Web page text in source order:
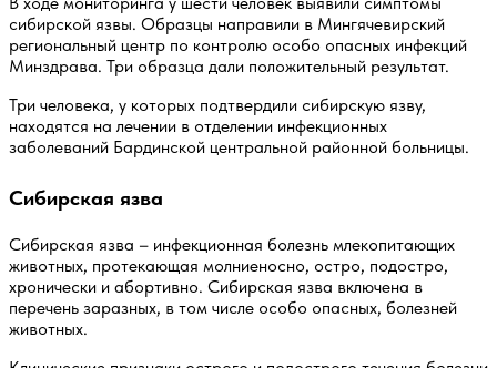
сибирской язвы. Образцы направили в Мингячевирский
региональный центр по контролю особо опасных инфекций
Минздрава. Три образца дали положительный результат.
Три человека, у которых подтвердили сибирскую язву,
находятся на лечении в отделении инфекционных
заболеваний Бардинской центральной районной больницы.
Сибирская язва
Сибирская язва – инфекционная болезнь млекопитающих
животных, протекающая молниеносно, остро, подостро,
хронически и абортивно. Сибирская язва включена в
перечень заразных, в том числе особо опасных, болезней
животных.